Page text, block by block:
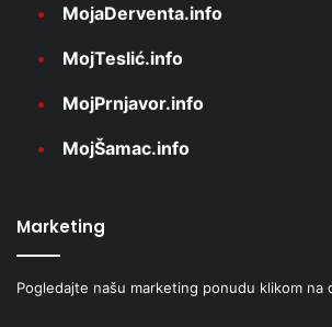
MojaDerventa.info
MojTeslić.info
MojPrnjavor.info
MojŠamac.info
Marketing
Pogledajte našu marketing ponudu klikom na